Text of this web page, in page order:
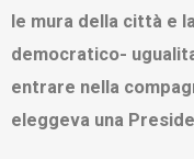
le mura della città e
democratico-
entrare nella
eleggeva una